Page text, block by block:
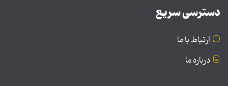
دسترسی سریع
ارتباط با ما
درباره ما